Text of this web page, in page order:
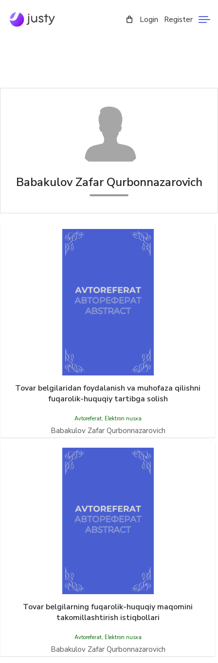
Login Register
Babakulov Zafar Qurbonnazarovich
Tovar belgilaridan foydalanish va muhofaza qilishni
fuqarolik-huquqiy tartibga solish
Avtoreferat, Elektron nusxa
Babakulov Zafar Qurbonnazarovich
Tovar belgilarning fuqarolik-huquqiy maqomini
takomillashtirish istiqbollari
Avtoreferat, Elektron nusxa
Babakulov Zafar Qurbonnazarovich